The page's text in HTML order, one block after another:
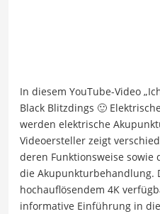
In diesem YouTube-Video
Black Blitzdings 🙂
werden elektrische
Videoersteller zeigt
deren Funktionsweise
die Akupunkturbehandlung.
hochauflösendem 4K
informative Einführung in